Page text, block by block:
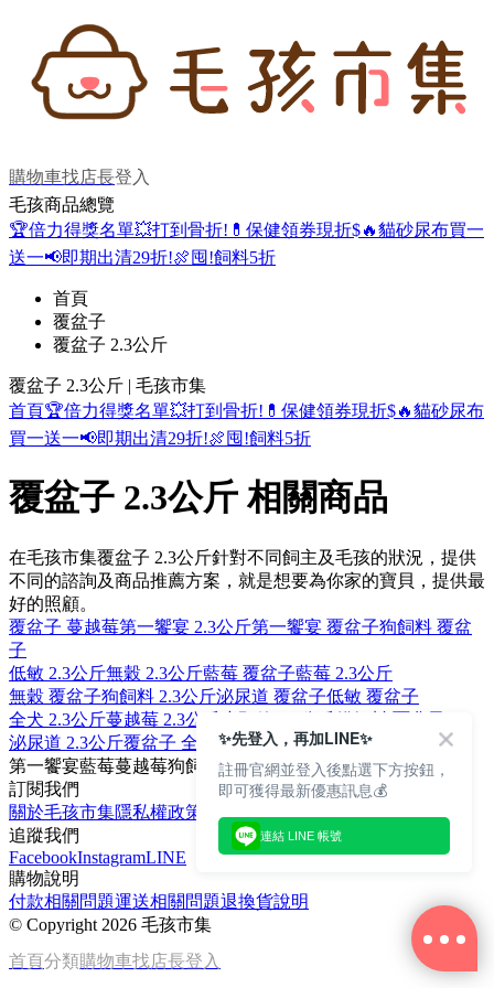
購物車找店長登入
毛孩商品總覽
🏆倍力得獎名單💥打到骨折! 💊保健領券現折$🔥貓砂尿布買一
送一📢即期出清29折!🍖囤!飼料5折
首頁
覆盆子
覆盆子 2.3公斤
覆盆子 2.3公斤 | 毛孩市集
首頁🏆倍力得獎名單💥打到骨折! 💊保健領券現折$🔥貓砂尿布
買一送一📢即期出清29折!🍖囤!飼料5折
覆盆子 2.3公斤 相關商品
在毛孩市集覆盆子 2.3公斤針對不同飼主及毛孩的狀況，提供
不同的諮詢及商品推薦方案，就是想要為你家的寶貝，提供最
好的照顧。
覆盆子 蔓越莓第一饗宴 2.3公斤第一饗宴 覆盆子狗飼料 覆盆
子
低敏 2.3公斤無穀 2.3公斤藍莓 覆盆子藍莓 2.3公斤
無穀 覆盆子狗飼料 2.3公斤泌尿道 覆盆子低敏 覆盆子
全犬 2.3公斤蔓越莓 2.3公斤
泌尿道 2.3公斤覆盆子 全犬 海魚 2.3公斤燕麥 覆盆子
第一饗宴藍莓蔓越莓狗飼料全犬
訂閱我們
關於毛孩市集隱私權政策
追蹤我們
FacebookInstagramLINE
購物說明
付款相關問題運送相關問題退換貨說明
© Copyright 2026 毛孩市集
首頁分類購物車找店長登入
✨先登入，再加LINE✨
註冊官網並登入後點選下方按鈕，
即可獲得最新優惠訊息💰
連結 LINE 帳號